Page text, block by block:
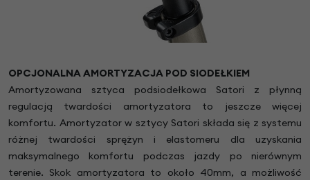
OPCJONALNA AMORTYZACJA POD SIODEŁKIEM
Amortyzowana sztyca podsiodełkowa Satori z płynną
regulacją twardości amortyzatora to jeszcze więcej
komfortu. Amortyzator w sztycy Satori składa się z systemu
różnej twardości sprężyn i elastomeru dla uzyskania
maksymalnego komfortu podczas jazdy po nierównym
terenie. Skok amortyzatora to około 40mm, a możliwość